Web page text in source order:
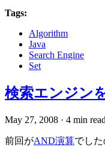
Tags:
Algorithm
Java
Search Engine
Set
検索エンジン
May 27, 2008 · 4 min read
前回がAND演算でし